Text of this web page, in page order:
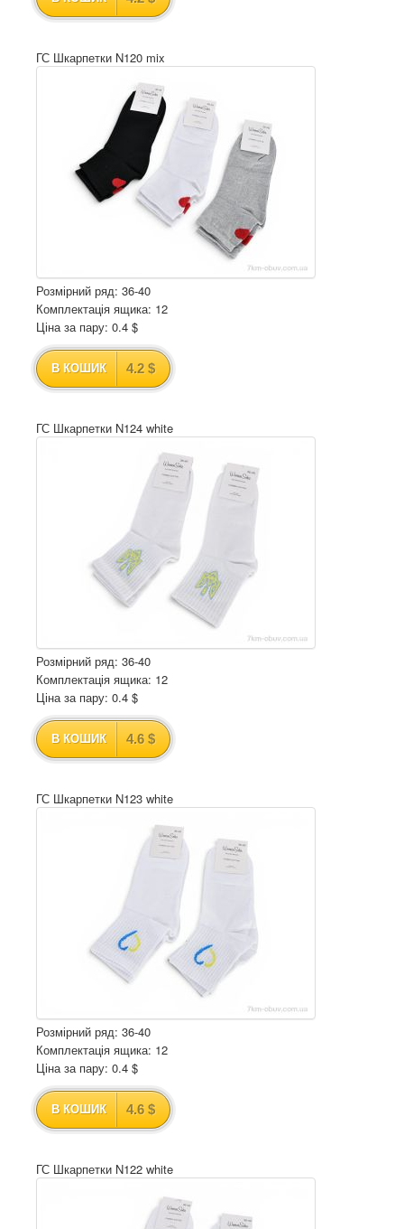
ГС Шкарпетки N120 mix
Розмірний ряд: 36-40
Комплектація ящика: 12
Ціна за пару: 0.4 $
В КОШИК 4.2 $
ГС Шкарпетки N124 white
Розмірний ряд: 36-40
Комплектація ящика: 12
Ціна за пару: 0.4 $
В КОШИК 4.6 $
ГС Шкарпетки N123 white
Розмірний ряд: 36-40
Комплектація ящика: 12
Ціна за пару: 0.4 $
В КОШИК 4.6 $
ГС Шкарпетки N122 white